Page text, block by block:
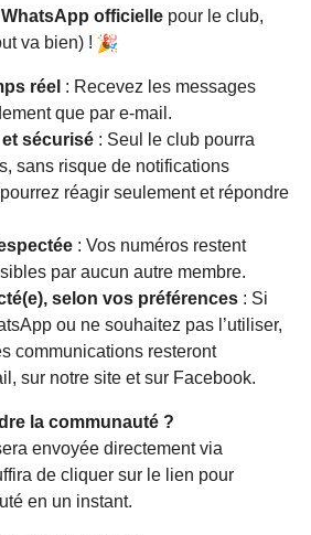
officielle pour le club,
va bien) !
réel : Recevez les messages
que par e-mail.
sécurisé : Seul le club pourra
sans risque de notifications
réagir seulement et répondre
: Vos numéros restent
par aucun autre membre.
selon vos préférences : Si
ou ne souhaitez pas l’utiliser,
communications resteront
sur notre site et sur Facebook.
la communauté ?
envoyée directement via
de cliquer sur le lien pour
en un instant.